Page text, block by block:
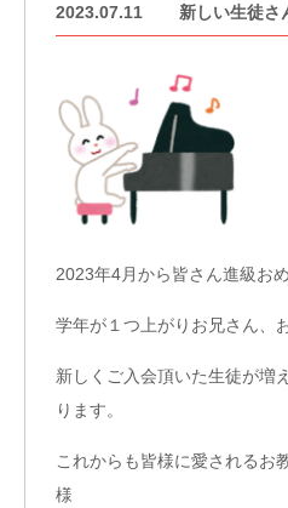
2023.07.11 新しい生徒さ
2023年4月から皆さん進級お
学年が１つ上がりお兄さん、
新しくご入会頂いた生徒が増
ります。
これからも皆様に愛されるお
様